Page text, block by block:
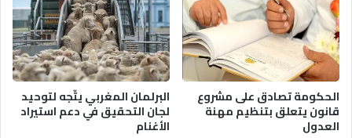
الحكومة تصادق على مشروع
قانون يتعلق بتنظيم مهنة
العدول
البرلمان المغربي يتّجه لتوحيد
لجان التحقيق في دعم استيراد
الأغنام